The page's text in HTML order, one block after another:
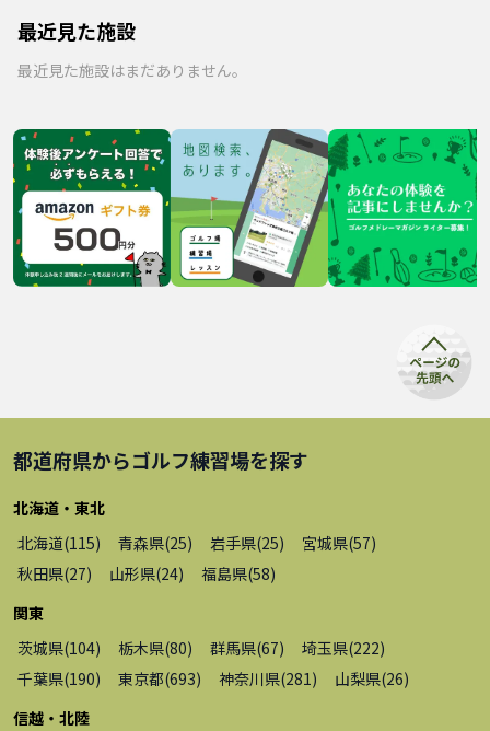
最近見た施設
最近見た施設はまだありません。
都道府県からゴルフ練習場を探す
北海道・東北
北海道(115) 青森県(25) 岩手県(25) 宮城県(57)
秋田県(27) 山形県(24) 福島県(58)
関東
茨城県(104) 栃木県(80) 群馬県(67) 埼玉県(222)
千葉県(190) 東京都(693) 神奈川県(281 ) 山梨県(26)
信越・北陸